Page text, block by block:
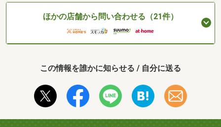
ほかの店舗から問い合わせる（21件）
この情報を誰かに知らせる / 自分に送る